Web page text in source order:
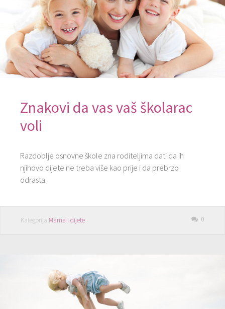
Znakovi da vas vaš školarac
voli
Razdoblje osnovne škole zna roditeljima dati da ih
njihovo dijete ne treba više kao prije i da prebrzo
odrasta.
Kategorija Mama i dijete 0